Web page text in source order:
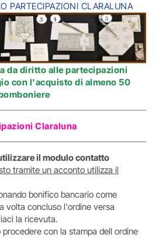
PARTECIPAZIONI CLARALUNA
da diritto allepartecipazioni
con l'acquisto di almeno 50
Claraluna
il modulo contatto
tramite un acconto utilizza il
bonifico bancario come
volta concluso l'ordine versa
la ricevuta.
con la stampa dell ordine